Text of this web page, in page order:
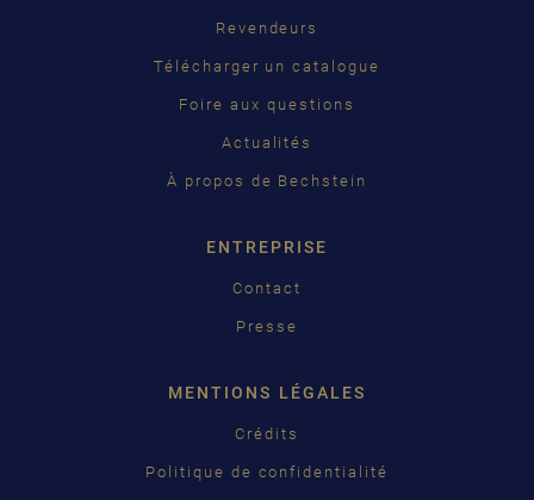
čeština
Revendeurs
Télécharger un catalogue
Foire aux questions
Actualités
À propos de Bechstein
ENTREPRISE
Contact
Presse
MENTIONS LÉGALES
Crédits
Politique de confidentialité